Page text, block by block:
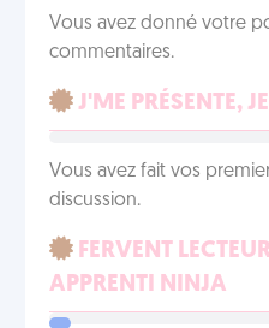
Vous avez donné votre
commentaires.
J'ME PRÉSENTE,
Vous avez fait vos
discussion.
FERVENT
APPRENTI NINJA